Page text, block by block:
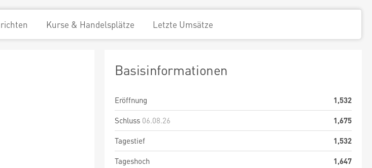
Kurse & Handelsplätze Letzte Umsätze
Basisinformationen
Eröffnung
1,532
Schluss 06.08.26
1,675
Tagestief
1,532
Tageshoch
1,647